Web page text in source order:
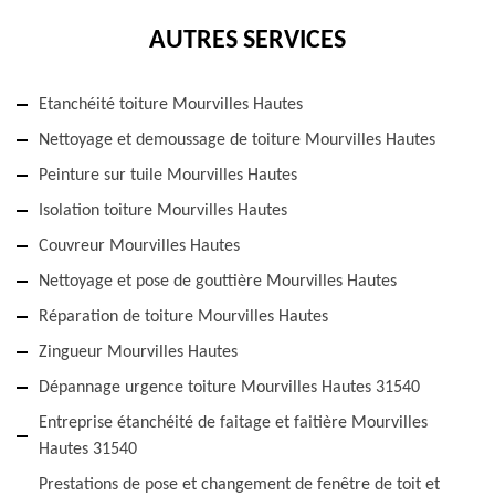
AUTRES SERVICES
Etanchéité toiture Mourvilles Hautes
Nettoyage et demoussage de toiture Mourvilles Hautes
Peinture sur tuile Mourvilles Hautes
Isolation toiture Mourvilles Hautes
Couvreur Mourvilles Hautes
Nettoyage et pose de gouttière Mourvilles Hautes
Réparation de toiture Mourvilles Hautes
Zingueur Mourvilles Hautes
Dépannage urgence toiture Mourvilles Hautes 31540
Entreprise étanchéité de faitage et faitière Mourvilles
Hautes 31540
Prestations de pose et changement de fenêtre de toit et